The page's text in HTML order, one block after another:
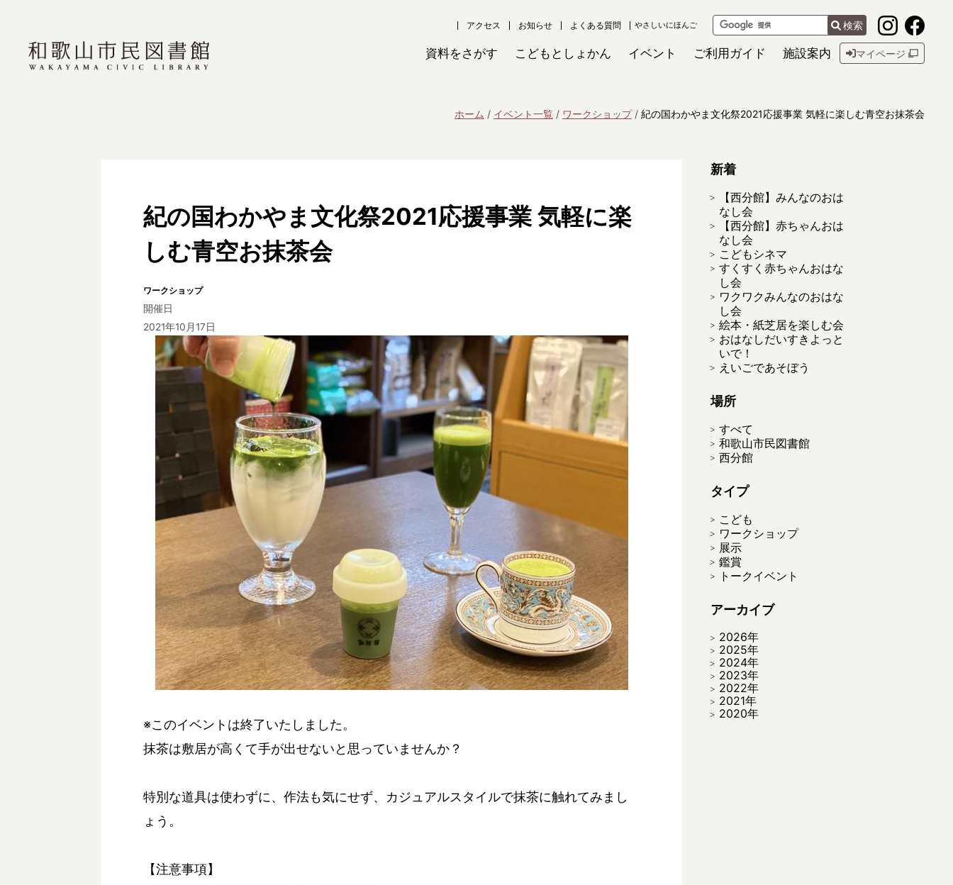
アクセス お知らせ よくある質問 やさしいにほんご 検索
資料をさがす こどもとしょかん イベント ご利用ガイド 施設案内 マイページ
ホーム イベント一覧 ワークショップ 紀の国わかやま文化祭2021応援事業 気軽に楽しむ青空お抹茶会
紀の国わかやま文化祭2021応援事業 気軽に楽
しむ青空お抹茶会
ワークショップ
開催日
2021年10月17日
※このイベントは終了いたしました。
抹茶は敷居が高くて手が出せないと思っていませんか？
特別な道具は使わずに、作法も気にせず、カジュアルスタイルで抹茶に触れてみまし
ょう。
【注意事項】
新着
【西分館】みんなのおは
なし会
【西分館】赤ちゃんおは
なし会
こどもシネマ
すくすく赤ちゃんおはな
し会
ワクワクみんなのおはな
し会
絵本・紙芝居を楽しむ会
おはなしだいすきよっと
いで！
えいごであそぼう
場所
すべて
和歌山市民図書館
西分館
タイプ
こども
ワークショップ
展示
鑑賞
トークイベント
アーカイブ
2026年
2025年
2024年
2023年
2022年
2021年
2020年